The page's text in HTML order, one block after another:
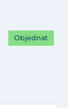
Objednat